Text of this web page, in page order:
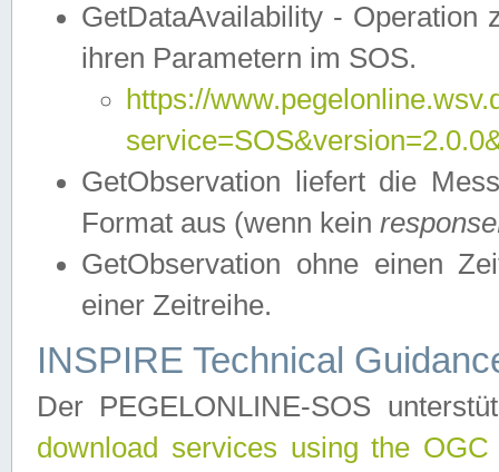
GetDataAvailability - Operation
ihren Parametern im SOS.
https://
GetObservation liefert die
Format aus (wenn kein
GetObservation ohne einen
einer Zeitreihe.
INSPIRE Technical
Der PEGELONLINE-SOS
download services using the